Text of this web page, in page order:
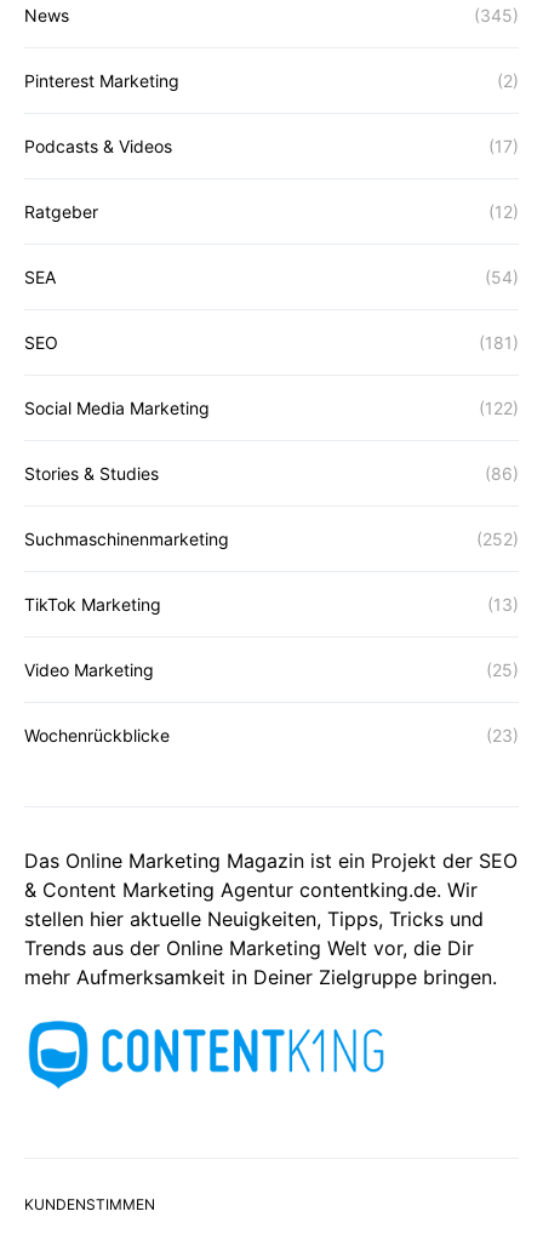
News (345)
Pinterest Marketing (2)
Podcasts & Videos (17)
Ratgeber (12)
SEA (54)
SEO (181)
Social Media Marketing (122)
Stories & Studies (86)
Suchmaschinenmarketing (252)
TikTok Marketing (13)
Video Marketing (25)
Wochenrückblicke (23)
Das Online Marketing Magazin ist ein Projekt der SEO
& Content Marketing Agentur contentking.de. Wir
stellen hier aktuelle Neuigkeiten, Tipps, Tricks und
Trends aus der Online Marketing Welt vor, die Dir
mehr Aufmerksamkeit in Deiner Zielgruppe bringen.
KUNDENSTIMMEN